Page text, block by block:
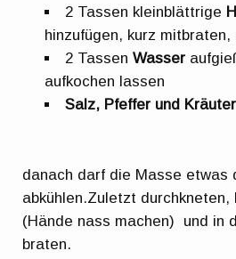
2 Tassen kleinblättrige
hinzufügen, kurz mitbraten,
2 TassenWasser
aufkochen lassen
Salz, Pfeffer und Kräuter
danach darf die Masse etwas
abkühlen.Zuletzt durchkneten,
(Hände nass machen) und in
braten.